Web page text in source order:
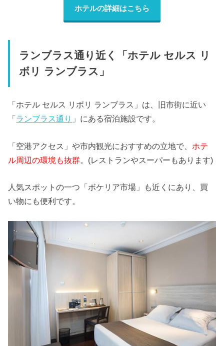
ホテルの詳細はこちら
ランブラス通り近く「ホテル セルス リ
ボリ ランブラス」
「ホテル セルス リボリ ランブラス」は、旧市街に近い
「ランブラス通り 」にある宿泊施設です。
「空港アクセス」や市内観光におすすめの立地で、 ホテ
ル周辺の環境も抜群 。(レストランやスーパーもあります)
人気スポットの一つ「ボケリア市場」も近くにあり、買
い物にも便利です。